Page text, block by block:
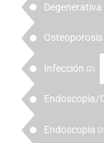
Degenerativa
Infección (2)
Endoscopia/
Endoscopia